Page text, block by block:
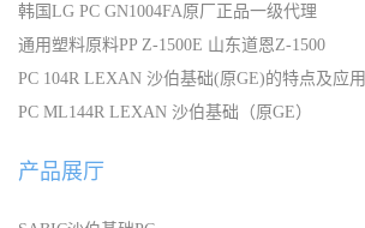
韩国LG PC GN1004FA原厂正品一级代理
通用塑料原料PP Z-1500E 山东道恩Z-1500
PC 104R LEXAN 沙伯基础(原GE)的特点及应用
PC ML144R LEXAN 沙伯基础（原GE）
产品展厅